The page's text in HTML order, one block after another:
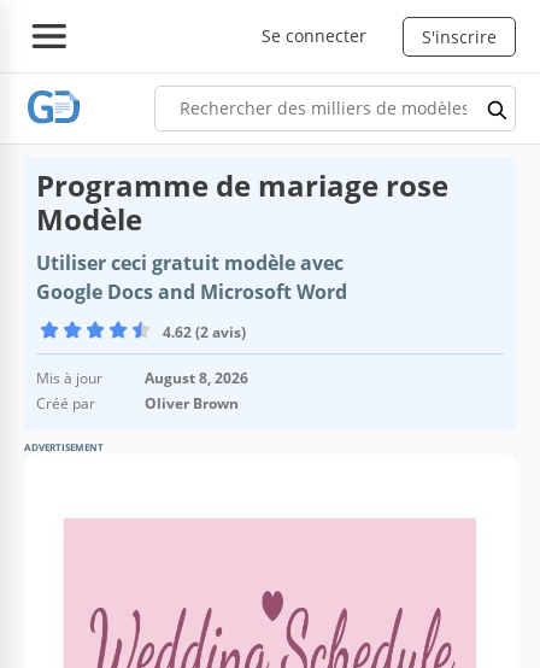
Se connecter S'inscrire
Programme de mariage rose
Modèle
Utiliser ceci gratuit modèle avec
Google Docs and Microsoft Word
4.62 (2 avis)
Mis à jour
August 8, 2026
Créé par
Oliver Brown
ADVERTISEMENT